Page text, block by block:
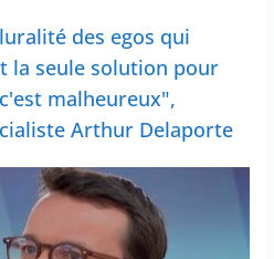
des egos qui
la seule solution pour
malheureux",
Arthur Delaporte